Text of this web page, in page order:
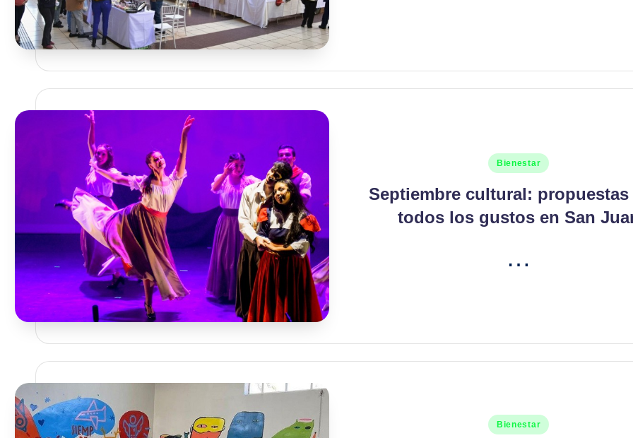
Publicado
Bienestar
Septiembre cultural: propuestas
todos los gustos en San
…
Publicado
Bienestar